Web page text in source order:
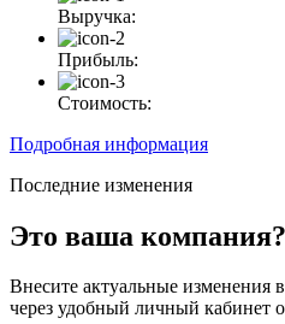
Выручка:
Прибыль:
Стоимость:
Подробная информация
Последние изменения
Это ваша компания?
Внесите актуальные изменения
через удобный личный